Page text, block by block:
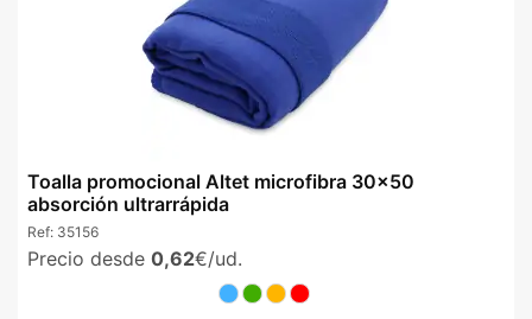
Toalla promocional Altet microfibra 30x50
absorción ultrarrápida
Ref: 35156
Precio desde 0,62€/ud.